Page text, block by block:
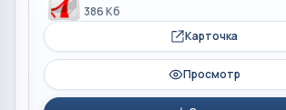
386 Кб
Карточка
Просмотр